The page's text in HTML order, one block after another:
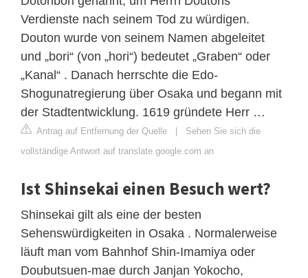
Verdienste nach seinem Tod zu würdigen.
Douton wurde von seinem Namen abgeleitet
und „bori“ (von „hori“) bedeutet „Graben“ oder
„Kanal“ . Danach herrschte die Edo-
Shogunatregierung über Osaka und begann mit
der Stadtentwicklung. 1619 gründete Herr …
Antrag auf Entfernung der Quelle | Sehen Sie sich die
vollständige Antwort auf translate.google.com an
Ist Shinsekai einen Besuch wert?
Shinsekai gilt als eine der besten
Sehenswürdigkeiten in Osaka . Normalerweise
läuft man vom Bahnhof Shin-Imamiya oder
Doubutsuen-mae durch Janjan Yokocho,